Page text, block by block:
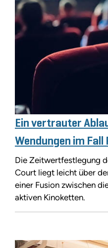
Ein vertrauter
Wendungen im Fall
Die Zeitwertfestlegung
Court liegt leicht über
einer Fusion zwischen
aktiven Kinoketten.